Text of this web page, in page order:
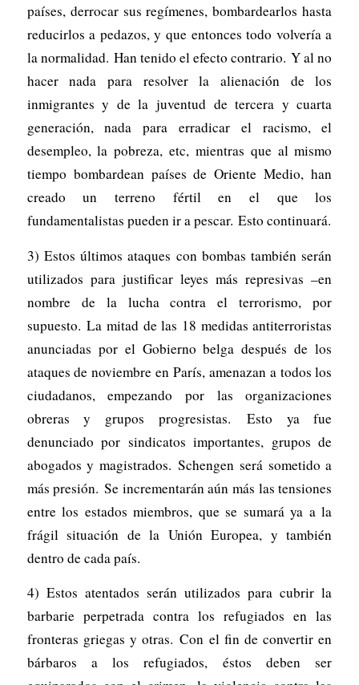
países, derrocar sus regímenes, bombardearlos hasta
reducirlos a pedazos, y que entonces todo volvería a
la normalidad. Han tenido el efecto contrario. Y al no
hacer nada para resolver la alienación de los
inmigrantes y de la juventud de tercera y cuarta
generación, nada para erradicar el racismo, el
desempleo, la pobreza, etc, mientras que al mismo
tiempo bombardean países de Oriente Medio, han
creado un terreno fértil en el que los
fundamentalistas pueden ir a pescar. Esto continuará.
3) Estos últimos ataques con bombas también serán
utilizados para justificar leyes más represivas –en
nombre de la lucha contra el terrorismo, por
supuesto. La mitad de las 18 medidas antiterroristas
anunciadas por el Gobierno belga después de los
ataques de noviembre en París, amenazan a todos los
ciudadanos, empezando por las organizaciones
obreras y grupos progresistas. Esto ya fue
denunciado por sindicatos importantes, grupos de
abogados y magistrados. Schengen será sometido a
más presión. Se incrementarán aún más las tensiones
entre los estados miembros, que se sumará ya a la
frágil situación de la Unión Europea, y también
dentro de cada país.
4) Estos atentados serán utilizados para cubrir la
barbarie perpetrada contra los refugiados en las
fronteras griegas y otras. Con el fin de convertir en
bárbaros a los refugiados, éstos deben ser